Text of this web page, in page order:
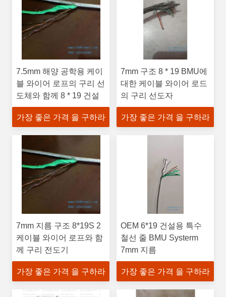
7.5mm 해양 공학용 케이
블 와이어 로프의 구리 선
도체와 함께 8 * 19 건설
가장 좋은 가격 을 구하라
7mm 구조 8 * 19 BMU에
대한 케이블 와이어 로드
의 구리 선도자
가장 좋은 가격 을 구하라
7mm 지름 구조 8*19S 2
케이블 와이어 로프와 함
께 구리 전도기
가장 좋은 가격 을 구하라
OEM 6*19 건설용 특수
철선 줄 BMU Systerm
7mm 지름
가장 좋은 가격 을 구하라